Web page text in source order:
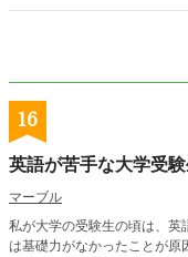
16
英語が苦手な大学受
マーブル
私が大学の受験生の頃は、英
は基礎力がなかったことが原因だった、 大学受験生だとし